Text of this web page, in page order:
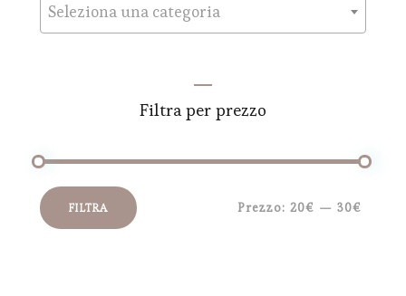
Seleziona una categoria
Filtra per prezzo
FILTRA Prezzo: 20€ — 30€